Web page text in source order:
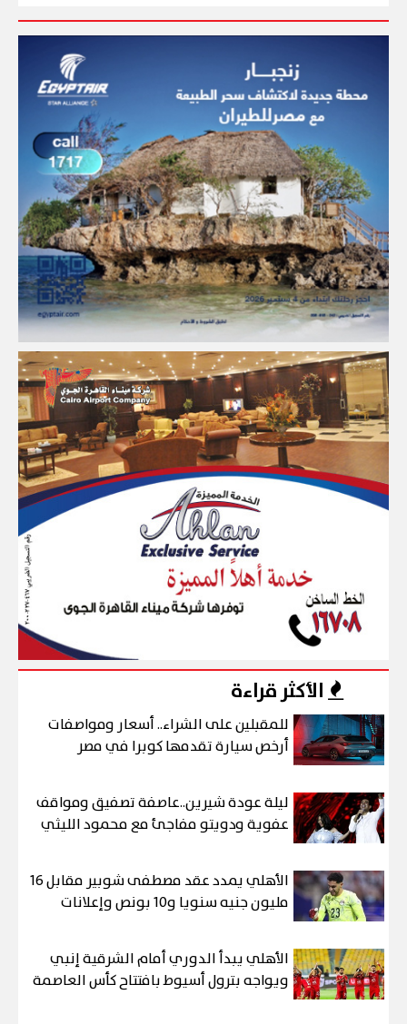
الأكثر قراءة
للمقبلين على الشراء.. أسعار ومواصفات
أرخص سيارة تقدمها كوبرا في مصر
ليلة عودة شيرين..عاصفة تصفيق ومواقف
عفوية ودويتو مفاجئ مع محمود الليثي
الأهلي يمدد عقد مصطفى شوبير مقابل 16
مليون جنيه سنويا و10 بونص وإعلانات
الأهلي يبدأ الدوري أمام الشرقية إنبي
ويواجه بترول أسيوط بافتتاح كأس العاصمة